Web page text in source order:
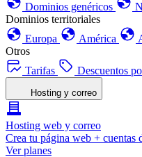
Dominios genéricos
Dominios territoriales
Europa
América
Otros
Tarifas
Descuentos
Hosting y correo
Hosting web y correo
Crea tu página web + cuentas
Ver planes